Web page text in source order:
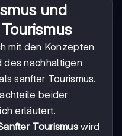
und
mit den Konzepten
des nachhaltigen
sanfter Tourismus.
beider
erläutert.
Tourismus wird